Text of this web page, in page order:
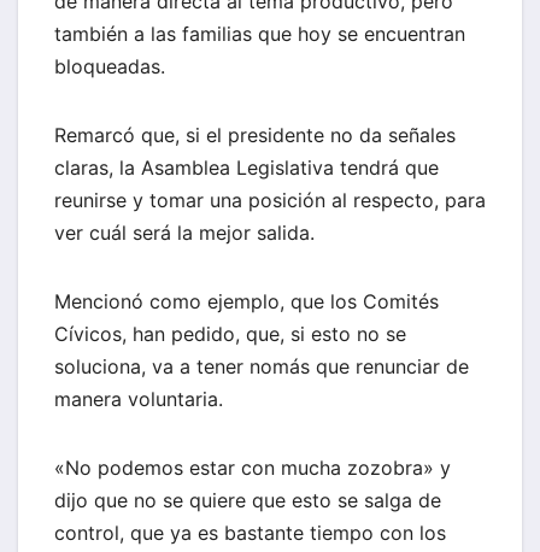
también a las familias que hoy se encuentran
bloqueadas.
Remarcó que, si el presidente no da señales
claras, la Asamblea Legislativa tendrá que
reunirse y tomar una posición al respecto, para
ver cuál será la mejor salida.
Mencionó como ejemplo, que los Comités
Cívicos, han pedido, que, si esto no se
soluciona, va a tener nomás que renunciar de
manera voluntaria.
«No podemos estar con mucha zozobra» y
dijo que no se quiere que esto se salga de
control, que ya es bastante tiempo con los